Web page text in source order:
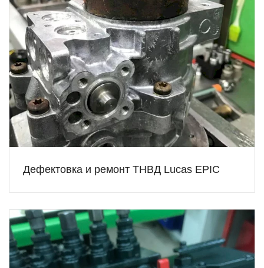
Дефектовка и ремонт ТНВД Lucas EPIC